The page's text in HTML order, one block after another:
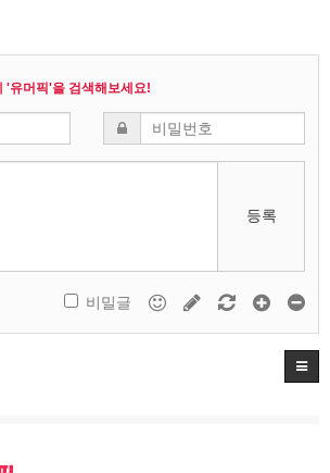
'유머픽'을 검색해보세요!
등록
비밀글